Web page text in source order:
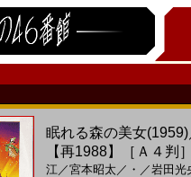
眠れる森の美女
【再1988】［Ａ４判
江／宮本昭太 ／ ・ ／岩田光